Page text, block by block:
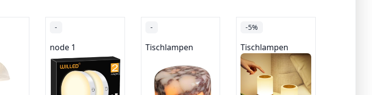
-
node 1
-
Tischlampen
-5%
Tischlampen